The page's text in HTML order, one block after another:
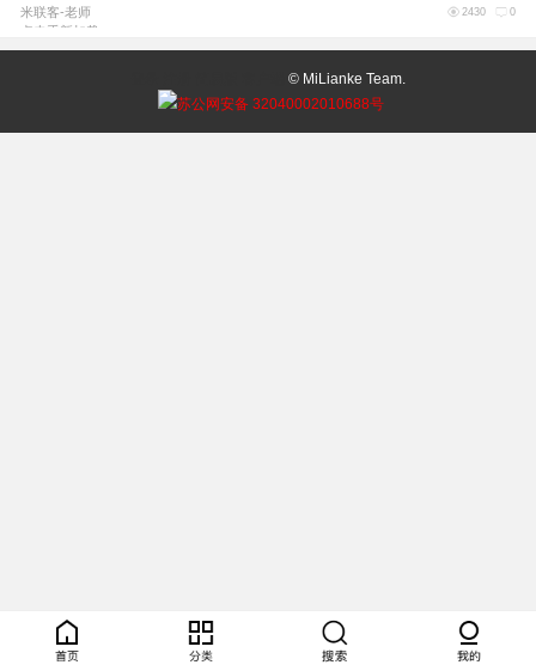
米联客-老师
点击重新加载
0
2430
© MiLianke Team.
苏公网安备 32040002010688号